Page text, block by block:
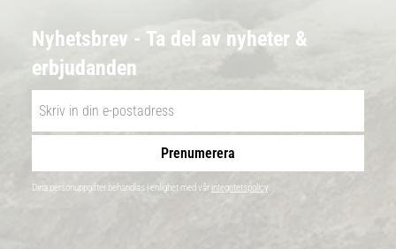
Nyhetsbrev - Ta del av nyheter &
erbjudanden
Prenumerera
Dina personuppgifter behandlas i enlighet med vår integritetspolicy